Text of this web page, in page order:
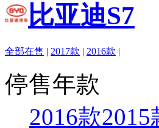
比亚迪S7
全部在售 | 2017款 | 2016款 |
停售年款
2016款2015